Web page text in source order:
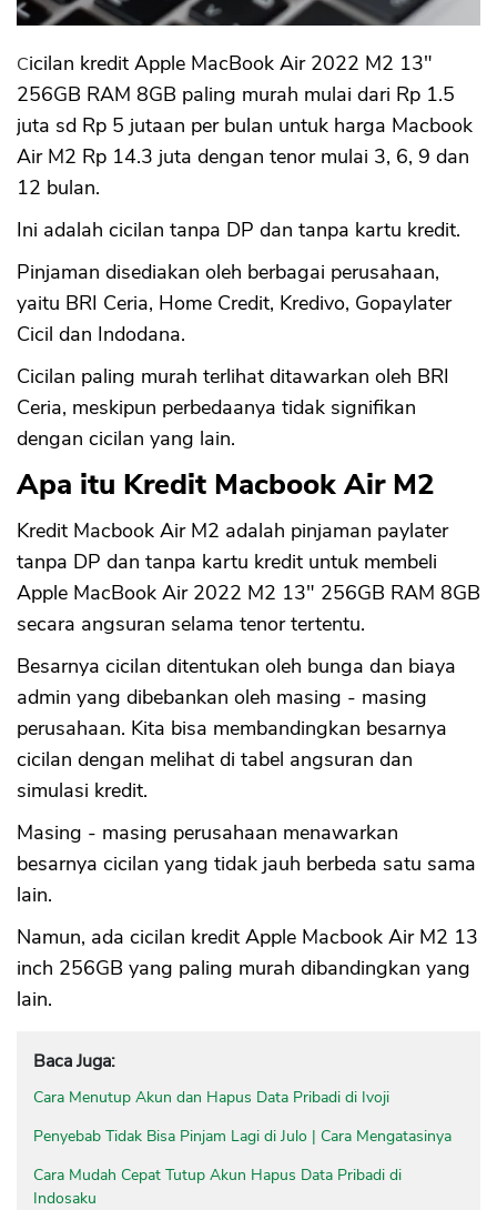
Cicilan kredit Apple MacBook Air 2022 M2 13"
256GB RAM 8GB paling murah mulai dari Rp 1.5
juta sd Rp 5 jutaan per bulan untuk harga Macbook
Air M2 Rp 14.3 juta dengan tenor mulai 3, 6, 9 dan
12 bulan.
Ini adalah cicilan tanpa DP dan tanpa kartu kredit.
Pinjaman disediakan oleh berbagai perusahaan,
yaitu BRI Ceria, Home Credit, Kredivo, Gopaylater
Cicil dan Indodana.
Cicilan paling murah terlihat ditawarkan oleh BRI
Ceria, meskipun perbedaanya tidak signifikan
dengan cicilan yang lain.
Apa itu Kredit Macbook Air M2
Kredit Macbook Air M2 adalah pinjaman paylater
tanpa DP dan tanpa kartu kredit untuk membeli
Apple MacBook Air 2022 M2 13" 256GB RAM 8GB
secara angsuran selama tenor tertentu.
Besarnya cicilan ditentukan oleh bunga dan biaya
admin yang dibebankan oleh masing - masing
perusahaan. Kita bisa membandingkan besarnya
cicilan dengan melihat di tabel angsuran dan
simulasi kredit.
Masing - masing perusahaan menawarkan
besarnya cicilan yang tidak jauh berbeda satu sama
lain.
Namun, ada cicilan kredit Apple Macbook Air M2 13
inch 256GB yang paling murah dibandingkan yang
lain.
Baca Juga:
Cara Menutup Akun dan Hapus Data Pribadi di Ivoji
Penyebab Tidak Bisa Pinjam Lagi di Julo | Cara Mengatasinya
Cara Mudah Cepat Tutup Akun Hapus Data Pribadi di
Indosaku